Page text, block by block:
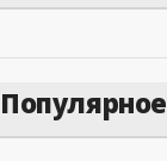
Популярное